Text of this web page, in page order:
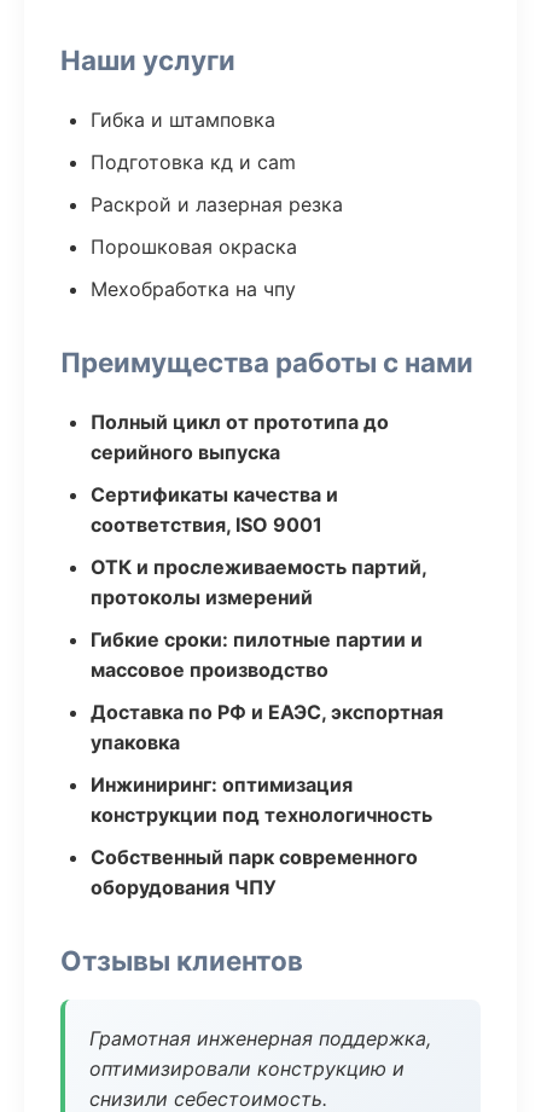
Наши услуги
Гибка и штамповка
Подготовка кд и cam
Раскрой и лазерная резка
Порошковая окраска
Мехобработка на чпу
Преимущества работы с нами
Полный цикл от прототипа до
серийного выпуска
Сертификаты качества и
соответствия, ISO 9001
ОТК и прослеживаемость партий,
протоколы измерений
Гибкие сроки: пилотные партии и
массовое производство
Доставка по РФ и ЕАЭС, экспортная
упаковка
Инжиниринг: оптимизация
конструкции под технологичность
Собственный парк современного
оборудования ЧПУ
Отзывы клиентов
Грамотная инженерная поддержка,
оптимизировали конструкцию и
снизили себестоимость.